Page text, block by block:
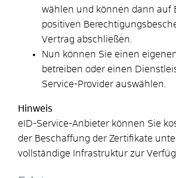
wählen und können dann auf
positiven
Vertrag abschließen.
Nun können Sie einen
betreiben oder einen
Service-Provider auswählen.
Hinweis
eID-Service-Anbieter können Sie
der Beschaffung der Zertifikate
vollständige Infrastruktur zur